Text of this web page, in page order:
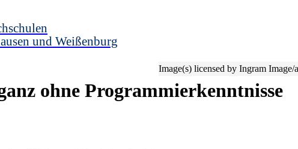
und Weißenburg
Image(s) licensed by Ingram Image/
ohne Programmierkenntnisse